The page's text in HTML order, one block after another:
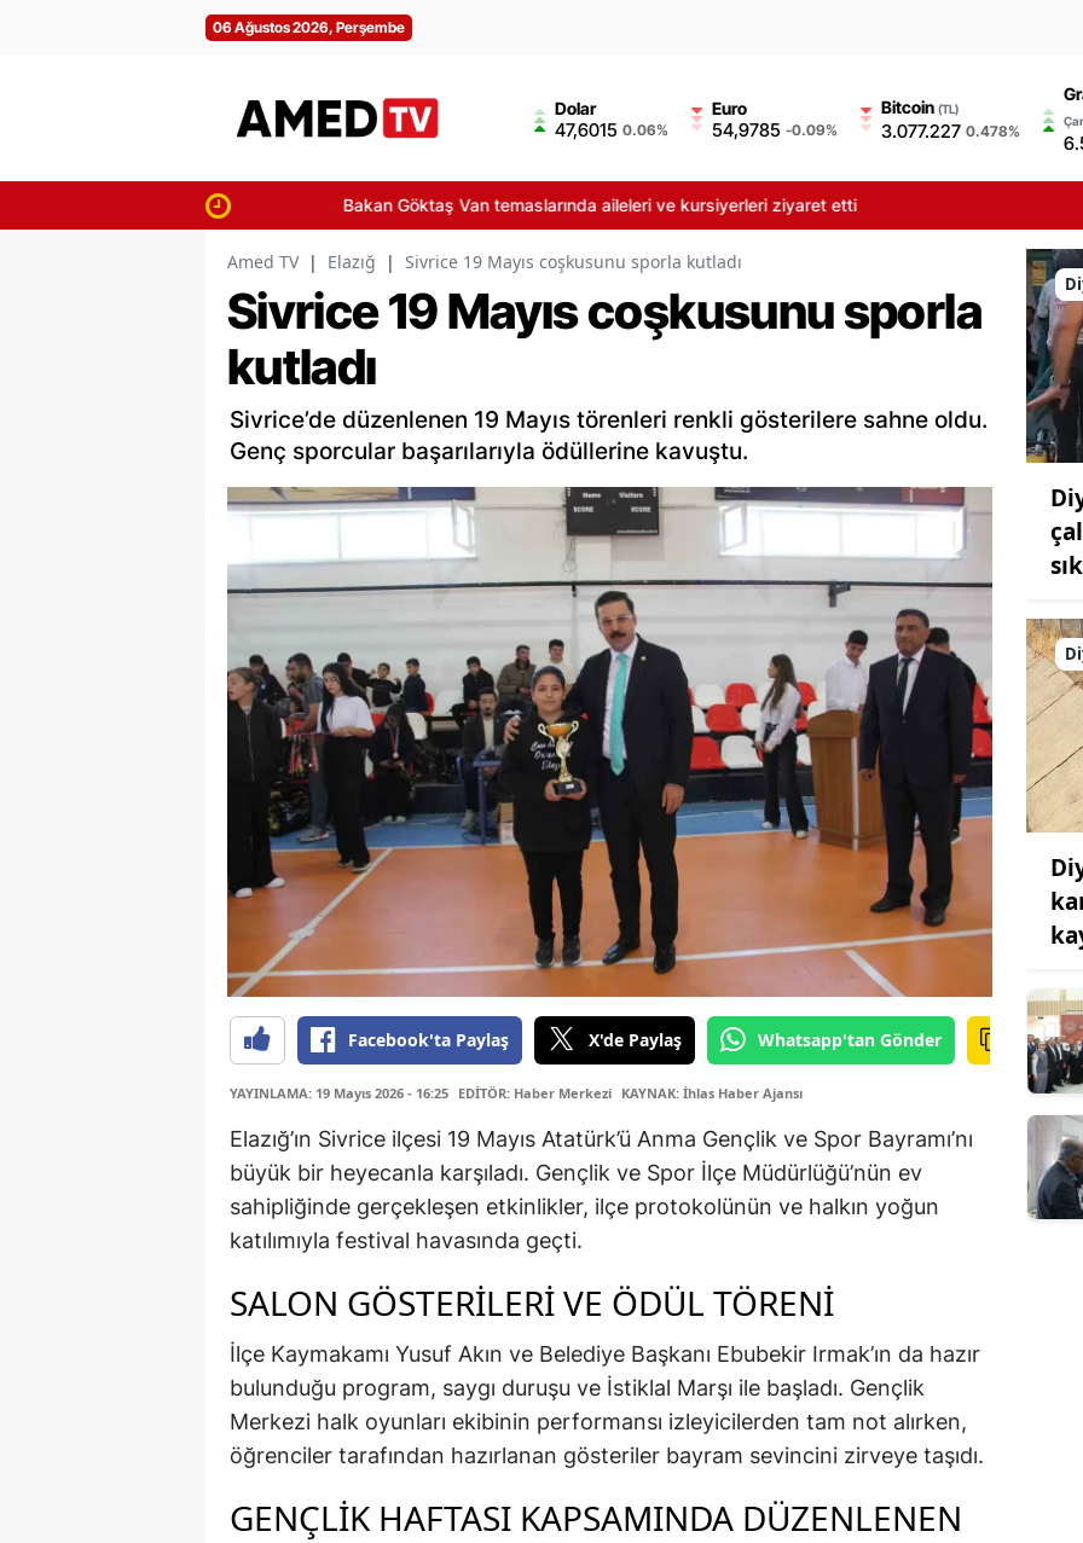
06 Ağustos 2026, Perşembe
Dolar
47,6015 0.06%
Euro
54,9785 -0.09%
Bitcoin(TL)
3.077.227 0.478%
Bakan Göktaş Van temaslarında aileleri ve kursiyerleri ziyaret etti
Amed TV | Elazığ | Sivrice 19 Mayıs coşkusunu sporla kutladı
Sivrice 19 Mayıs coşkusunu sporla
kutladı
Sivrice’de düzenlenen 19 Mayıs törenleri renkli gösterilere sahne oldu.
Genç sporcular başarılarıyla ödüllerine kavuştu.
Facebook'ta Paylaş X'de Paylaş Whatsapp'tan Gönder
YAYINLAMA: 19 Mayıs 2026 - 16:25 EDİTÖR: Haber Merkezi KAYNAK: İhlas Haber Ajansı
Elazığ’ın Sivrice ilçesi 19 Mayıs Atatürk’ü Anma Gençlik ve Spor Bayramı’nı
büyük bir heyecanla karşıladı. Gençlik ve Spor İlçe Müdürlüğü’nün ev
sahipliğinde gerçekleşen etkinlikler, ilçe protokolünün ve halkın yoğun
katılımıyla festival havasında geçti.
SALON GÖSTERİLERİ VE ÖDÜL TÖRENİ
İlçe Kaymakamı Yusuf Akın ve Belediye Başkanı Ebubekir Irmak’ın da hazır
bulunduğu program, saygı duruşu ve İstiklal Marşı ile başladı. Gençlik
Merkezi halk oyunları ekibinin performansı izleyicilerden tam not alırken,
öğrenciler tarafından hazırlanan gösteriler bayram sevincini zirveye taşıdı.
GENÇLİK HAFTASI KAPSAMINDA DÜZENLENEN